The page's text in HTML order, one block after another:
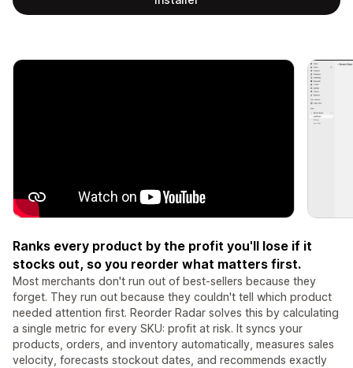
Ranks every product by the profit you'll lose if it
stocks out, so you reorder what matters first.
Most merchants don't run out of best-sellers because they
forget. They run out because they couldn't tell which product
needed attention first. Reorder Radar solves this by calculating
a single metric for every SKU: profit at risk. It syncs your
products, orders, and inventory automatically, measures sales
velocity, forecasts stockout dates, and recommends exactly